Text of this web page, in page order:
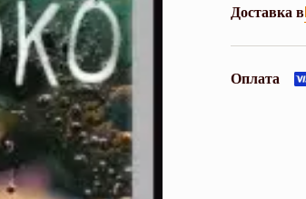
Доставка в
Оплата